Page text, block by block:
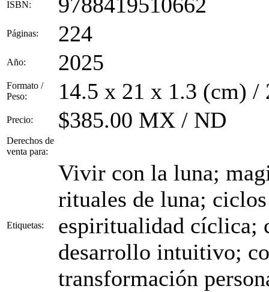
ISBN: 9788419510662
Páginas: 224
Año: 2025
Formato /
Peso:
14.5 x 21 x 1.3 (cm) /
Precio: $385.00 MX / ND
Derechos de
venta para:
Etiquetas:
Vivir con la luna;
rituales de luna;
espiritualidad cíclica;
desarrollo intuitivo;
transformación